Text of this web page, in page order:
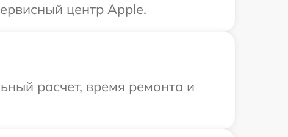
центр Apple.
расчет, время ремонта и